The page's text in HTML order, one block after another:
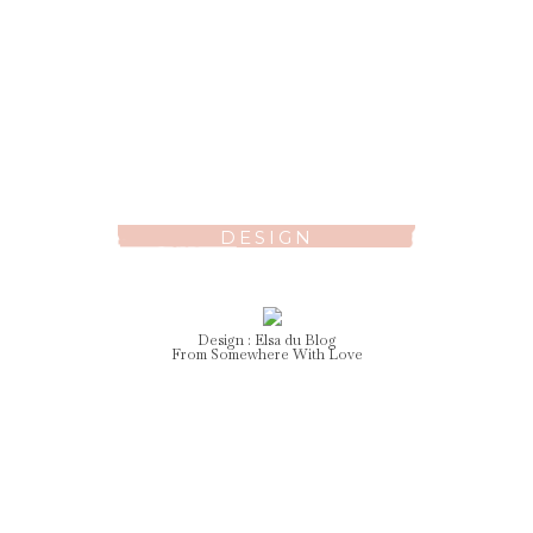
DESIGN
Design : Elsadu Blog
From Somewhere With Love